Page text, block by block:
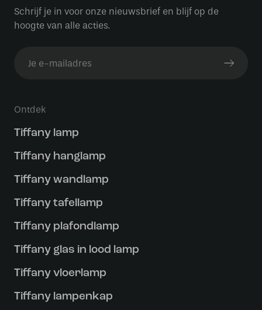
Schrijf je in voor onze nieuwsbrief en blijf op de
hoogte van alle acties.
Ontdek
Tiffany lamp
Tiffany hanglamp
Tiffany wandlamp
Tiffany tafellamp
Tiffany plafondlamp
Tiffany glas in lood lamp
Tiffany vloerlamp
Tiffany lampenkap